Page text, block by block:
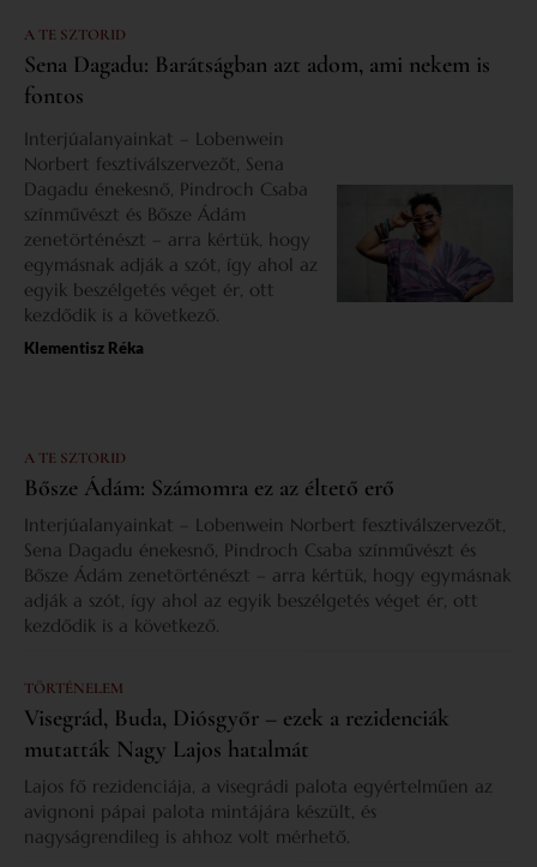
A TE SZTORID
Sena Dagadu: Barátságban azt adom, ami nekem is
fontos
Interjúalanyainkat – Lobenwein
Norbert fesztiválszervezőt, Sena
Dagadu énekesnő, Pindroch Csaba
színművészt és Bősze Ádám
zenetörténészt – arra kértük, hogy
egymásnak adják a szót, így ahol az
egyik beszélgetés véget ér, ott
kezdődik is a következő.
Klementisz Réka
A TE SZTORID
Bősze Ádám: Számomra ez az éltető erő
Interjúalanyainkat – Lobenwein Norbert fesztiválszervezőt,
Sena Dagadu énekesnő, Pindroch Csaba színművészt és
Bősze Ádám zenetörténészt – arra kértük, hogy egymásnak
adják a szót, így ahol az egyik beszélgetés véget ér, ott
kezdődik is a következő.
TÖRTÉNELEM
Visegrád, Buda, Diósgyőr – ezek a rezidenciák
mutatták Nagy Lajos hatalmát
Lajos fő rezidenciája, a visegrádi palota egyértelműen az
avignoni pápai palota mintájára készült, és
nagyságrendileg is ahhoz volt mérhető.